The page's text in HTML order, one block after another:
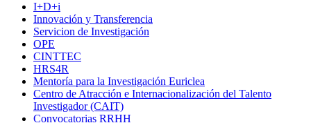
I+D+i
Innovación y Transferencia
Servicion de Investigación
OPE
CINTTEC
HRS4R
Mentoría para la Investigación Euriclea
Centro de Atracción e Internacionalización del Talento
Investigador (CAIT)
Convocatorias RRHH